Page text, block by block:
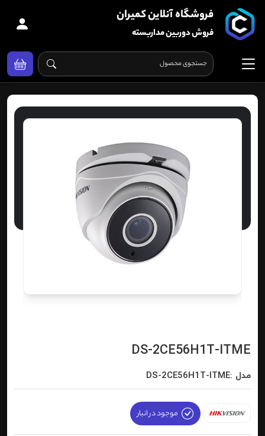
فروشگاه آنلاین کمیران
فروش دوربین مداربسته
DS-2CE56H1T-ITME
مدل :DS-2CE56H1T-ITME
موجود در انبار